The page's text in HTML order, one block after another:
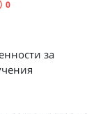
0
за